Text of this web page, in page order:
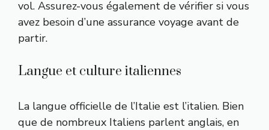
vol. Assurez-vous également de vérifier si vous
avez besoin d’une assurance voyage avant de
partir.
Langue et culture italiennes
La langue officielle de l’Italie est l’italien. Bien
que de nombreux Italiens parlent anglais, en